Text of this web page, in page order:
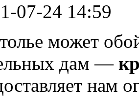
07-24 14:59
может
дам —
нам